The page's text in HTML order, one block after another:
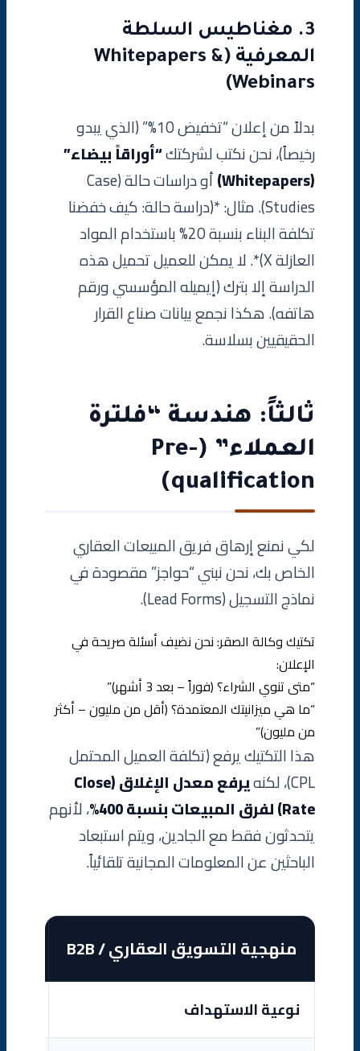
3. مغناطيس السلطة
المعرفية (Whitepapers &
Webinars)
بدلاً من إعلان “تخفيض 10%” (الذي يبدو
رخيصاً)، نحن نكتب لشركتك“أوراقاً بيضاء”
(Whitepapers)
أو دراسات حالة (Case
Studies). مثال: *(دراسة حالة: كيف خفضنا
تكلفة البناء بنسبة 20% باستخدام المواد
العازلة X)*. لا يمكن للعميل تحميل هذه
الدراسة إلا بترك (إيميله المؤسسي ورقم
هاتفه). هكذا نجمع بيانات صناع القرار
الحقيقيين بسلاسة.
ثالثاً: هندسة “فلترة
العملاء” (Pre-
qualification)
لكي نمنع إرهاق فريق المبيعات العقاري
الخاص بك، نحن نبني “حواجز” مقصودة في
نماذج التسجيل (Lead Forms).
تكتيك وكالة الصقر: نحن نضيف أسئلة صريحة في
الإعلان:
“متى تنوي الشراء؟ (فوراً – بعد 3 أشهر)”
“ما هي ميزانيتك المعتمدة؟ (أقل من مليون – أكثر
من مليون)”
هذا التكتيك يرفع (تكلفة العميل المحتمل
CPL)، لكنه
يرفع معدل الإغلاق (Close
Rate) لفرق المبيعات بنسبة 400%
، لأنهم
يتحدثون فقط مع الجادين، ويتم استبعاد
الباحثين عن المعلومات المجانية تلقائياً.
منهجية التسويق العقاري / B2B
نوعية الاستهداف